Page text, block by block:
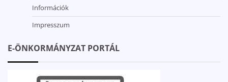
Információk
Impresszum
E-ÖNKORMÁNYZAT PORTÁL